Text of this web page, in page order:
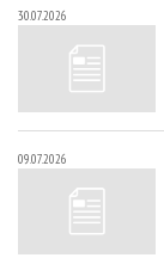
30.07.2026
09.07.2026